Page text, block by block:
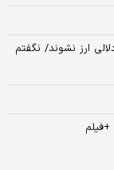
ارز نشوند/ نگفتم